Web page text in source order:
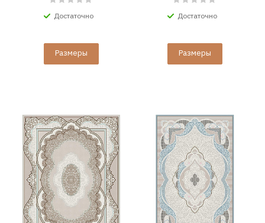
Достаточно
Размеры
Достаточно
Размеры